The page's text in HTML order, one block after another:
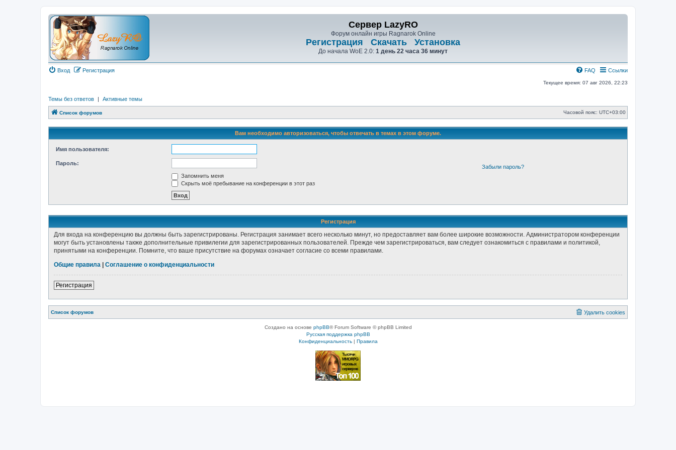
Сервер LazyRO
Форум онлайн игры Ragnarok Online
Регистрация Скачать Установка
До начала WoE 2.0: 1 день 22 часа 36 минут
Вход Регистрация Ссылки
FAQ
Текущее время: 07 авг 2026, 22:23
Темы без ответов | Активные темы
Список форумов Часовой пояс: UTC+03:00
Вам необходимо авторизоваться, чтобы отвечать в темах в этом форуме.
Имя пользователя:
Пароль:
Забыли пароль?
Запомнить меня
Скрыть моё пребывание на конференции в этот раз
Регистрация
Для входа на конференцию вы должны быть зарегистрированы. Регистрация занимает всего несколько минут, но предоставляет вам более широкие возможности. Администратором конференции
могут быть установлены также дополнительные привилегии для зарегистрированных пользователей. Прежде чем зарегистрироваться, вам следует ознакомиться с правилами и политикой,
принятыми на конференции. Помните, что ваше присутствие на форумах означает согласие со всеми правилами.
Общие правила
Соглашение о конфиденциальности
Регистрация
Список форумов Удалить cookies
Создано на основе phpBB® Forum Software © phpBB Limited
Русская поддержка phpBB
Конфиденциальность| Правила